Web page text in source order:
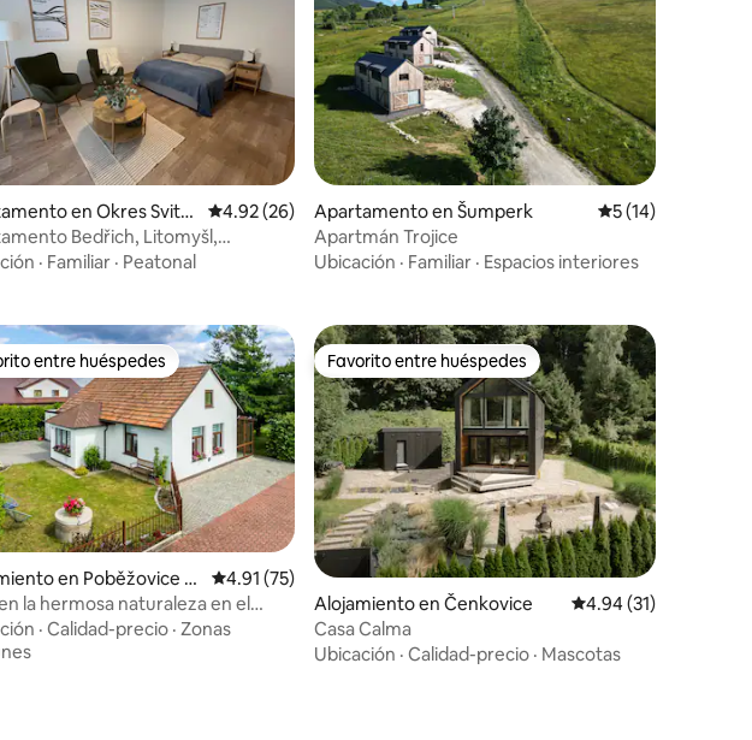
4.98 de 5, 58 reseñas
en Okres Svita
Calificación promedio: 4.92 de 5, 26 reseñas
4.92 (26)
Bedřich, Litomyšl,
náměstí
· Familiar · Peatonal
Apartamento en Šumperk Calificación
5 (14)
Apartmán Trojice
Ubicación · Familiar · Espacios interiores
4.98 de 5, 88 reseñas
entre huéspedes
entre huéspedes
en Poběžovice u
Calificación promedio: 4.91 de 5, 75 reseñas
4.91 (75)
la hermosa naturaleza en el
de Poběžovice
· Calidad-precio · Zonas
Favorito entre huéspedes
Favorito entre huéspedes
Alojamiento en Čenkovice Calificación
4.94 (31)
Casa Calma
Ubicación · Calidad-precio · Mascotas